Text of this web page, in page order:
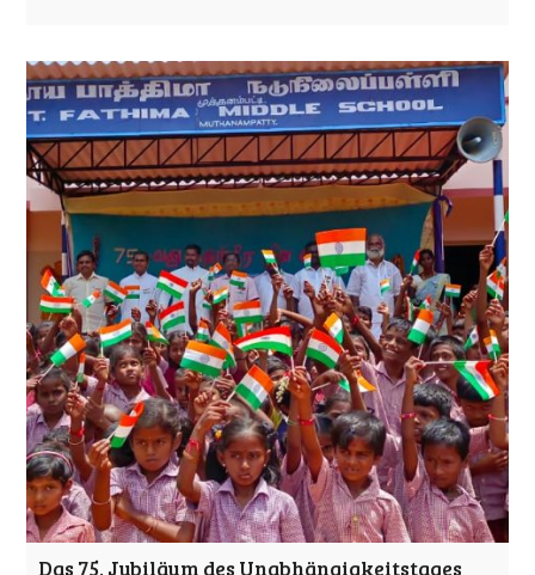
Das 75. Jubiläum des Unabhängigkeitstages